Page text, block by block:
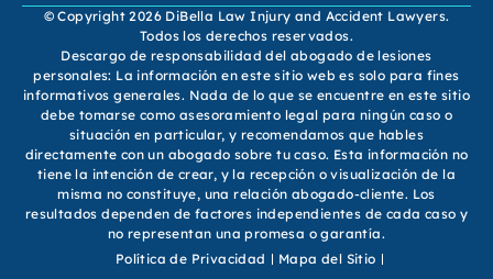
© Copyright 2026 DiBella Law Injury and Accident Lawyers.
Todos los derechos reservados.
Descargo de responsabilidad del abogado de lesiones
personales: La información en este sitio web es solo para fines
informativos generales. Nada de lo que se encuentre en este sitio
debe tomarse como asesoramiento legal para ningún caso o
situación en particular, y recomendamos que hables
directamente con un abogado sobre tu caso. Esta información no
tiene la intención de crear, y la recepción o visualización de la
misma no constituye, una relación abogado-cliente. Los
resultados dependen de factores independientes de cada caso y
no representan una promesa o garantía.
Política de Privacidad
Mapa del Sitio